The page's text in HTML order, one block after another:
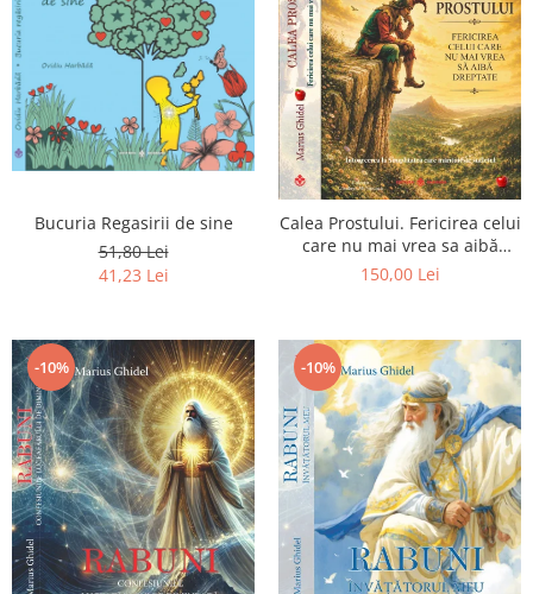
Bucuria Regasirii de sine
51,80 Lei
41,23 Lei
Calea Prostului. Fericirea celui
care nu mai vrea sa aibă
dreptate - Intoarcerea la
150,00 Lei
-10% -10%